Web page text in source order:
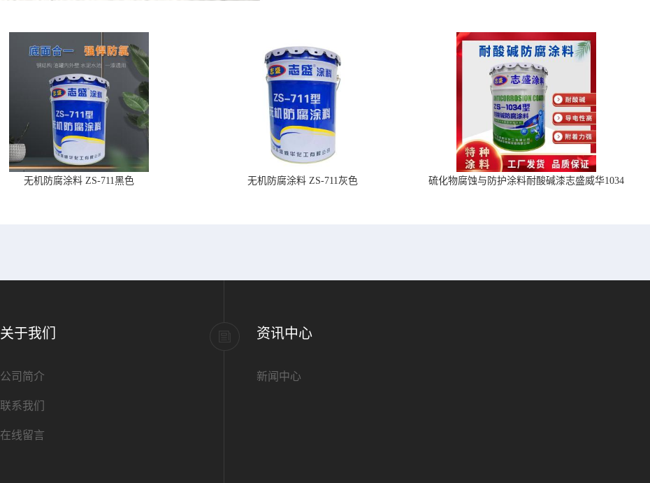
无机防腐涂料 ZS-711黑色 无机防腐涂料 ZS-711灰色 硫化物腐蚀与防护涂料耐酸碱漆志盛威华1034
关于我们
公司简介
联系我们
在线留言
资讯中心
新闻中心